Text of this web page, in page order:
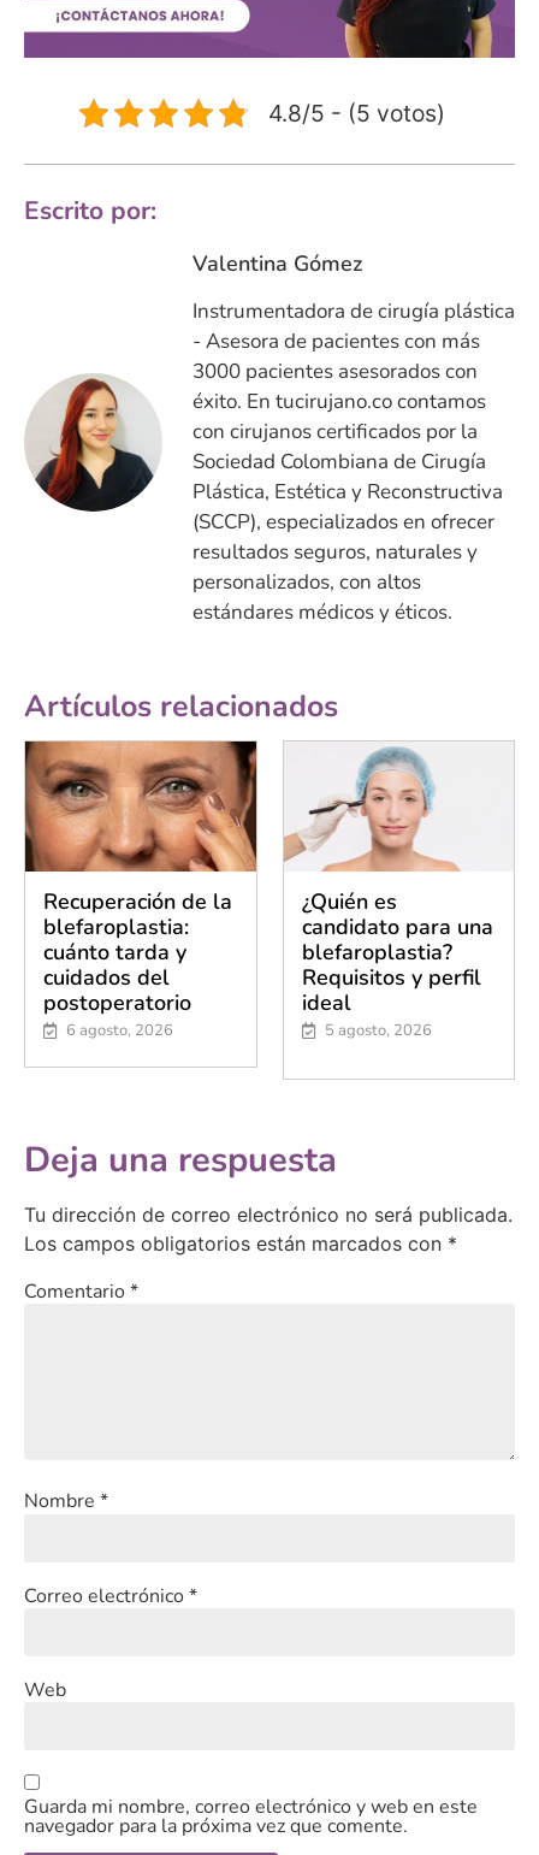
4.8/5 - (5 votos)
Escrito por:
Valentina Gómez
Instrumentadora de cirugía plástica
- Asesora de pacientes con más
3000 pacientes asesorados con
éxito. En tucirujano.co contamos
con cirujanos certificados por la
Sociedad Colombiana de Cirugía
Plástica, Estética y Reconstructiva
(SCCP), especializados en ofrecer
resultados seguros, naturales y
personalizados, con altos
estándares médicos y éticos.
Artículos relacionados
Recuperación de la
blefaroplastia:
cuánto tarda y
cuidados del
postoperatorio
6 agosto, 2026
¿Quién es
candidato para una
blefaroplastia?
Requisitos y perfil
ideal
5 agosto, 2026
Deja una respuesta
Tu dirección de correo electrónico no será publicada.
Los campos obligatorios están marcados con *
Comentario*
Nombre *
Correo electrónico*
Web
Guarda mi nombre, correo electrónico y web en este
navegador para la próxima vez que comente.